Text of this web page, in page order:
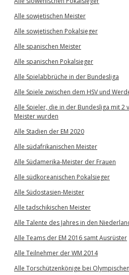
Alle sowjetischen Meister
Alle sowjetischen Pokalsieger
Alle spanischen Meister
Alle spanischen Pokalsieger
Alle Spielabbrüche in der Bundesliga
Alle Spiele zwischen dem HSV und
Alle Spieler, die in der Bundesliga mit 2
Meister wurden
Alle Stadien der EM 2020
Alle südafrikanischen Meister
Alle Südamerika-Meister der Frauen
Alle südkoreanischen Pokalsieger
Alle Südostasien-Meister
Alle tadschikischen Meister
Alle Talente des Jahres in den
Alle Teams der EM 2016 samt Ausrüster
Alle Teilnehmer der WM 2014
Alle Torschützenkönige bei